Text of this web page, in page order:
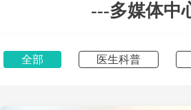
---多媒体中
全部 医生科普